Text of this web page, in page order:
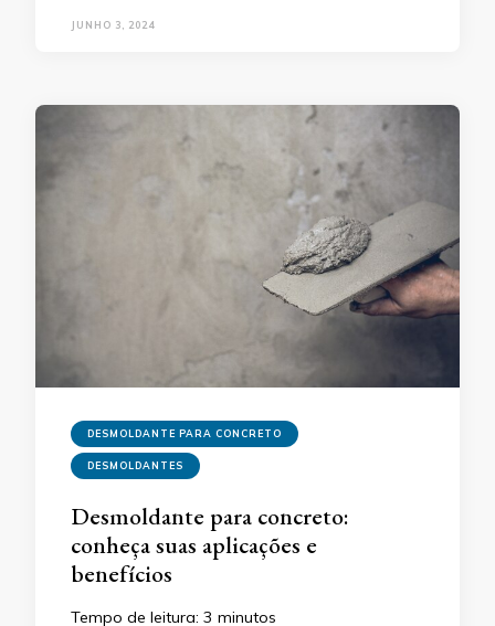
JUNHO 3, 2024
DESMOLDANTE PARA CONCRETO
DESMOLDANTES
Desmoldante para concreto:
conheça suas aplicações e
benefícios
Tempo de leitura: 3 minutos